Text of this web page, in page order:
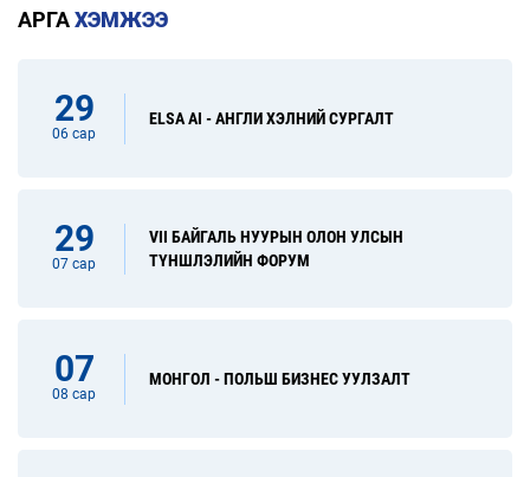
АРГАХЭМЖЭЭ
29
06 сар
ELSA AI - АНГЛИ ХЭЛНИЙ СУРГАЛТ
29
07 сар
VII БАЙГАЛЬ НУУРЫН ОЛОН УЛСЫН
ТҮНШЛЭЛИЙН ФОРУМ
07
08 сар
МОНГОЛ - ПОЛЬШ БИЗНЕС УУЛЗАЛТ